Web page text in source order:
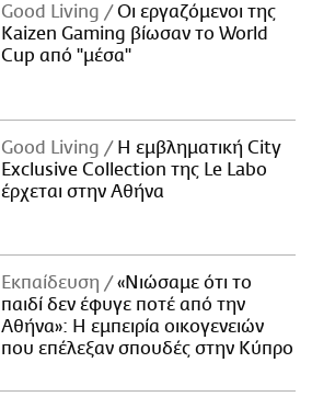
Good Living
Οι εργαζόμενοι της
Kaizen Gaming βίωσαν το World
Cup από "μέσα"
Good Living
Η εμβληματική City
Exclusive Collection της Le Labo
έρχεται στην Αθήνα
Εκπαίδευση
«Νιώσαμε ότι το
παιδί δεν έφυγε ποτέ από την
Αθήνα»: Η εμπειρία οικογενειών
που επέλεξαν σπουδές στην Κύπρο